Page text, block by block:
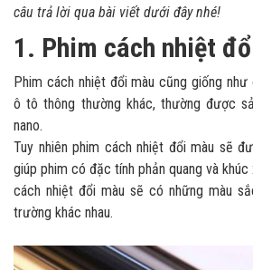
câu trả lời qua bài viết dưới đây nhé!
1. Phim cách nhiệt
Phim cách nhiệt đổi màu cũng giống
ô tô thông thường khác, thường được
nano.
Tuy nhiên phim cách nhiệt đổi màu sẽ
giúp phim có đặc tính phản quang và khúc
cách nhiệt đổi màu sẽ có những màu
trường khác nhau.